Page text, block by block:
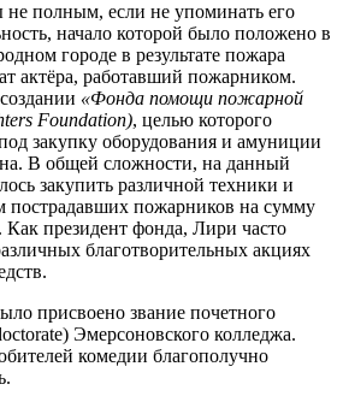
полным, если не упоминать его
начало которой было положено в
городе в результате пожара
актёра, работавший пожарником.
«Фонда помощи пожарной
Foundation), целью которого
закупку оборудования и амуниции
В общей сложности, на данный
закупить различной техники и
пострадавших пожарников на сумму
Как президент фонда, Лири часто
благотворительных акциях
присвоено звание почетного
Эмерсоновского колледжа.
комедии благополучно